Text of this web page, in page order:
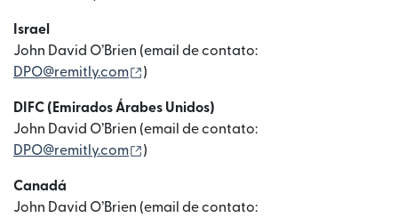
Israel
John David O’Brien (email de contato:
DPO@remitly.com
(abre em uma nova janela)
)
DIFC (Emirados Árabes Unidos)
John David O’Brien (email de contato:
DPO@remitly.com
(abre em uma nova janela)
)
Canadá
John David O’Brien (email de contato: